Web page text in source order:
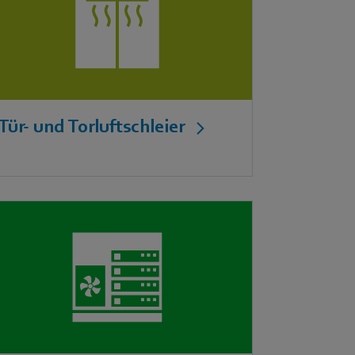
und Torluftschleier